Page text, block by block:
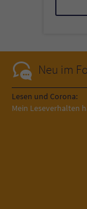
Neu im
Lesen und Corona:
Mein Leseverhalten